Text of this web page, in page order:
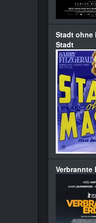
Stadt ohne
Stadt
Verbrannte